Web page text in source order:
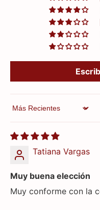
Sort by
Tatiana Vargas
Muy buena elección
Muy conforme con la